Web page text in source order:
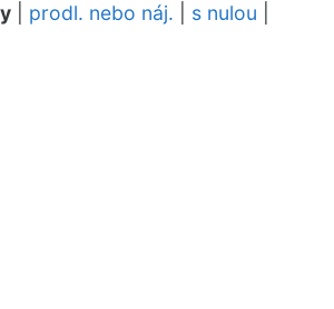
prodl. nebo náj. s nulou